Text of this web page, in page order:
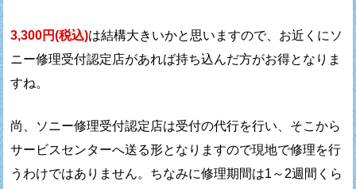
3,300円(税込)は結構大きいかと思いますので、 お近くにソ
ニー修理受付認定店があれば持ち込んだ方がお得となりま
すね。
尚、ソニー修理受付認定店は受付の代行を行い、 そこから
サービスセンターへ送る形となりますので現地で修理を行
うわけではありません。 ちなみに修理期間は1～2週間くら